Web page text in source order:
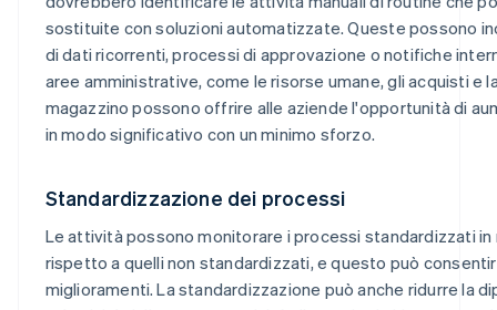
sostituite con soluzioni automatizzate. Queste possono
di dati ricorrenti, processi di approvazione o notifiche
aree amministrative, come le risorse umane, gli acquisti e
magazzino possono offrire alle aziende l'opportunità di
in modo significativo con un minimo sforzo.
Standardizzazione dei processi
Le attività possono monitorare i processi standardizzati
rispetto a quelli non standardizzati, e questo può
miglioramenti. La standardizzazione può anche ridurre la